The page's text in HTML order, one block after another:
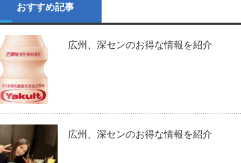
おすすめ記事
広州、深センのお得な情報を紹介
広州、深センのお得な情報を紹介